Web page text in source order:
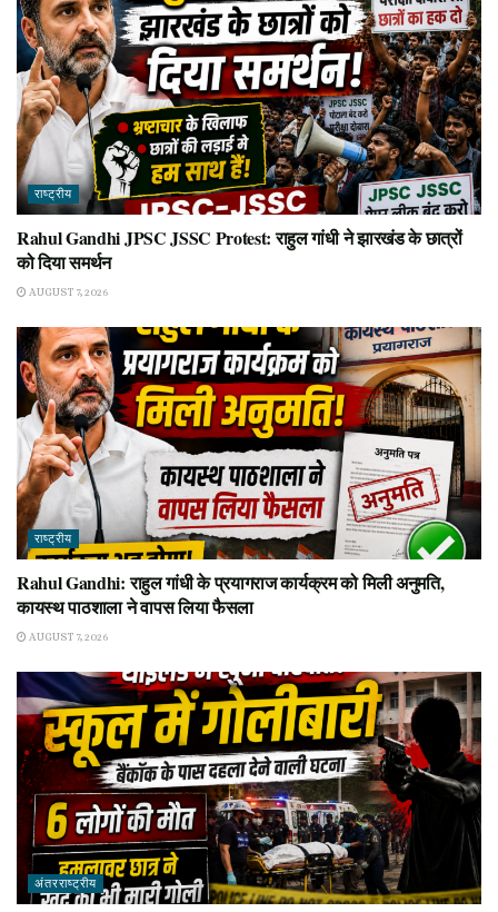
राष्ट्रीय
Rahul Gandhi JPSC JSSC Protest: राहुल गांधी ने झारखंड के छात्रों
को दिया समर्थन
AUGUST 7, 2026
राष्ट्रीय
Rahul Gandhi: राहुल गांधी के प्रयागराज कार्यक्रम को मिली अनुमति,
कायस्थ पाठशाला ने वापस लिया फैसला
AUGUST 7, 2026
अंतरराष्ट्रीय